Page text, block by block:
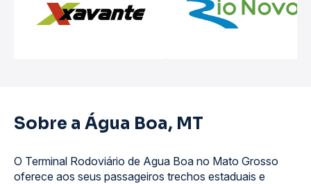
Sobre a Água Boa, MT
O Terminal Rodoviário de Agua Boa no Mato Grosso
oferece aos seus passageiros trechos estaduais e